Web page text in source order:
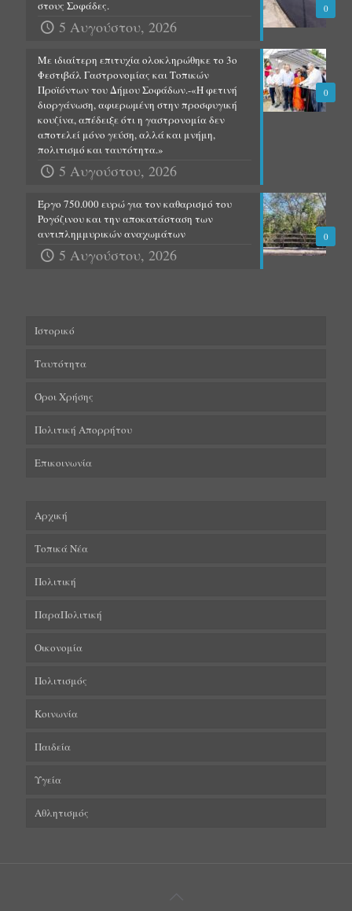
0
στους Σοφάδες.
5 Αυγούστου, 2026
0
Με ιδιαίτερη επιτυχία ολοκληρώθηκε το 3ο
Φεστιβάλ Γαστρονομίας και Τοπικών
Προϊόντων του Δήμου Σοφάδων.-«Η φετινή
διοργάνωση, αφιερωμένη στην προσφυγική
κουζίνα, απέδειξε ότι η γαστρονομία δεν
αποτελεί μόνο γεύση, αλλά και μνήμη,
πολιτισμό και ταυτότητα.»
5 Αυγούστου, 2026
0
Έργο 750.000 ευρώ για τον καθαρισμό του
Ρογόζινου και την αποκατάσταση των
αντιπλημμυρικών αναχωμάτων
5 Αυγούστου, 2026
Ιστορικό
Ταυτότητα
Όροι Χρήσης
Πολιτική Απορρήτου
Επικοινωνία
Αρχική
Τοπικά Νέα
Πολιτική
ΠαραΠολιτική
Οικονομία
Πολιτισμός
Κοινωνία
Παιδεία
Υγεία
Αθλητισμός